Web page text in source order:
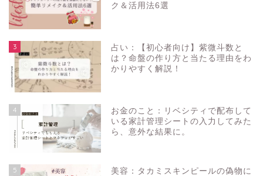
ク＆活用法6選
3
占い：【初心者向け】紫微斗数と
は？命盤の作り方と当たる理由をわ
かりやすく解説！
4
お金のこと：リベシティで配布して
いる家計管理シートの入力してみた
ら、意外な結果に。
5
美容：タカミスキンピールの偽物に